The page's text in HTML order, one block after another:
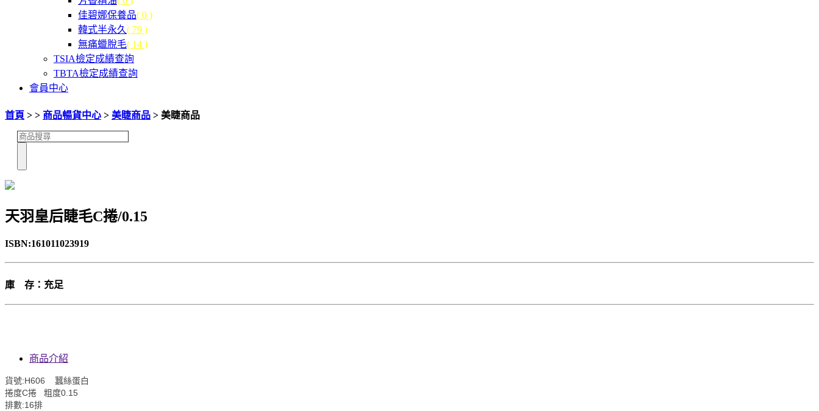
佳碧娜保養品( 0 )
韓式半永久( 79 )
無痛蠟脫毛( 14 )
TSIA檢定成績查詢
TBTA檢定成績查詢
會員中心
首頁 > > 商品暢貨中心 > 美睫商品 > 美睫商品
天羽皇后睫毛C捲/0.15
ISBN:161011023919
庫 存：充足
商品介紹
貨號:H606 蠶絲蛋白
捲度C捲 粗度0.15
排數:16排